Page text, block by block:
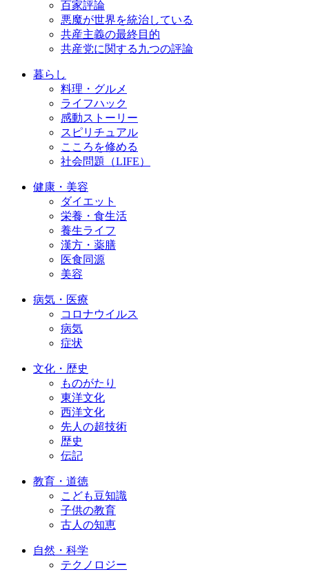
百家評論
悪魔が世界を統治している
共産主義の最終目的
共産党に関する九つの評論
暮らし
料理・グルメ
ライフハック
感動ストーリー
スピリチュアル
こころを修める
社会問題（LIFE）
健康・美容
ダイエット
栄養・食生活
養生ライフ
漢方・薬膳
医食同源
美容
病気・医療
コロナウイルス
病気
症状
文化・歴史
ものがたり
東洋文化
西洋文化
先人の超技術
歴史
伝記
教育・道徳
こども豆知識
子供の教育
古人の知恵
自然・科学
テクノロジー